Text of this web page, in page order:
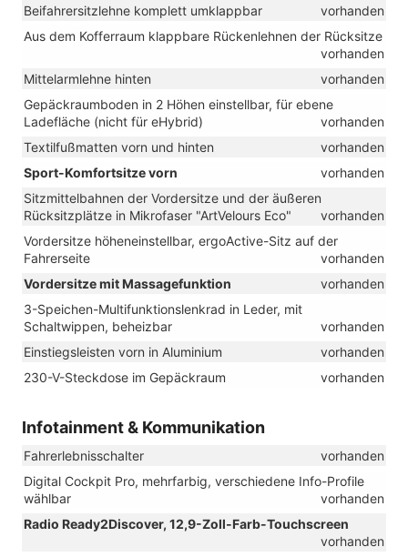
Beifahrersitzlehne komplett umklappbar
vorhanden
Aus dem Kofferraum klappbare Rückenlehnen der Rücksitze
vorhanden
Mittelarmlehne hinten
vorhanden
Gepäckraumboden in 2 Höhen einstellbar, für ebene
Ladefläche (nicht für eHybrid)
vorhanden
Textilfußmatten vorn und hinten
vorhanden
Sport-Komfortsitze vorn
vorhanden
Sitzmittelbahnen der Vordersitze und der äußeren
Rücksitzplätze in Mikrofaser "ArtVelours Eco"
vorhanden
Vordersitze höheneinstellbar, ergoActive-Sitz auf der
Fahrerseite
vorhanden
Vordersitze mit Massagefunktion
vorhanden
3-Speichen-Multifunktionslenkrad in Leder, mit
Schaltwippen, beheizbar
vorhanden
Einstiegsleisten vorn in Aluminium
vorhanden
230-V-Steckdose im Gepäckraum
vorhanden
Infotainment & Kommunikation
Fahrerlebnisschalter
vorhanden
Digital Cockpit Pro, mehrfarbig, verschiedene Info-Profile
wählbar
vorhanden
Radio Ready2Discover, 12,9-Zoll-Farb-Touchscreen
vorhanden